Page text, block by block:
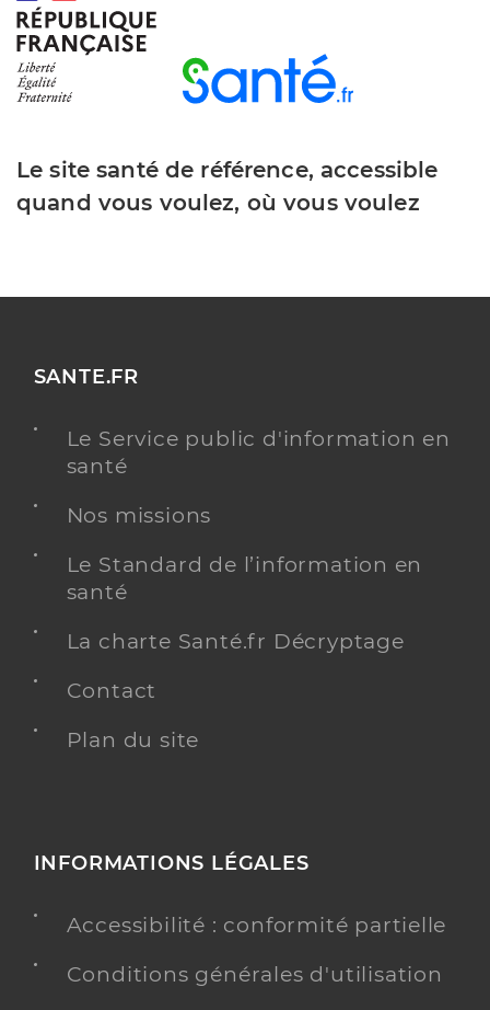
Le site santé de référence, accessible
quand vous voulez, où vous voulez
SANTE.FR
Le Service public d'information en
santé
Nos missions
Le Standard de l’information en
santé
La charte Santé.fr Décryptage
Contact
Plan du site
INFORMATIONS LÉGALES
Accessibilité : conformité partielle
Conditions générales d'utilisation